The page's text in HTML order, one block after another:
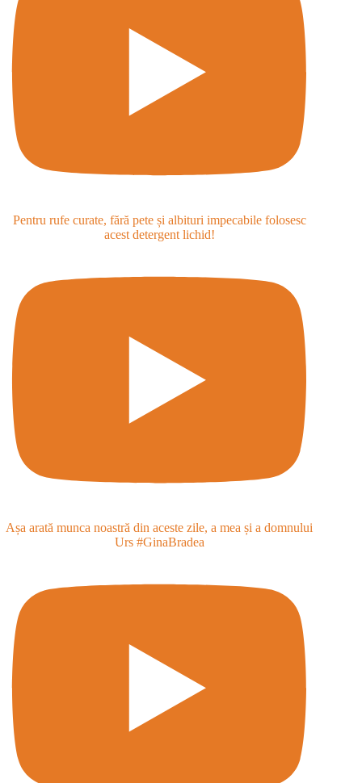
Pentru rufe curate, fără pete și albituri impecabile folosesc
acest detergent lichid!
Așa arată munca noastră din aceste zile, a mea și a domnului
Urs #GinaBradea